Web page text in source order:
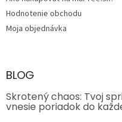
Hodnotenie obchodu
Moja objednávka
BLOG
Skrotený chaos: Tvoj
vnesie poriadok do